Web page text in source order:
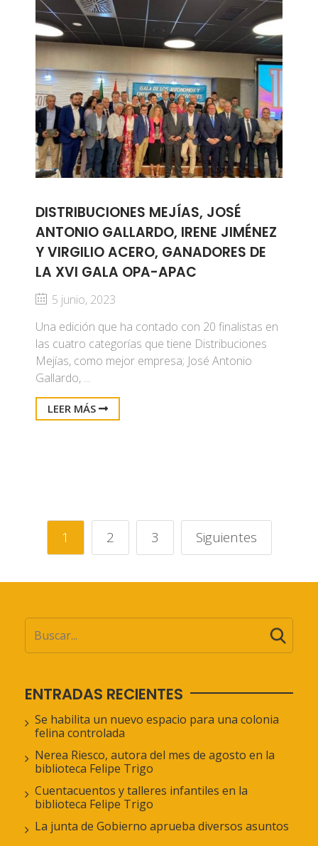
DISTRIBUCIONES MEJÍAS, JOSÉ
ANTONIO GALLARDO, IRENE JIMÉNEZ
Y VIRGILIO ACERO, GANADORES DE
LA XVI GALA OPA-APAC
5 junio, 2023
Una edición que ha contado con 20 finalistas en
las cuatro categorías que tiene Distribuciones
Mejías, como mejor empresa; José Antonio
Gallardo, ...
LEER MÁS
1 2 3 Siguientes
ENTRADAS RECIENTES
Se habilita un nuevo espacio para una colonia
felina controlada
Nerea Riesco, autora del mes de agosto en la
biblioteca Felipe Trigo
Cuentacuentos y talleres infantiles en la
biblioteca Felipe Trigo
La junta de Gobierno aprueba diversos asuntos